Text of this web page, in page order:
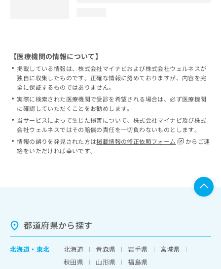
【医療機関の情報について】
掲載している情報は、株式会社マイナビおよび株式会社ウェルネスが
独自に収集したものです。正確な情報に努めておりますが、内容を完
全に保証するものではありません。
実際に検索された医療機関で受診を希望される場合は、必ず医療機関
に確認していただくことをお勧めします。
当サービスによって生じた損害について、株式会社マイナビ及び株式
会社ウェルネスではその賠償の責任を一切負わないものとします。
情報の誤りを発見された方は掲載情報の修正依頼フォーム
からご連
絡をいただければ幸いです。
都道府県から探す
北海道 ・ 東北 北海道 青森県 岩手県
宮城県
秋田県
山形県
福島県